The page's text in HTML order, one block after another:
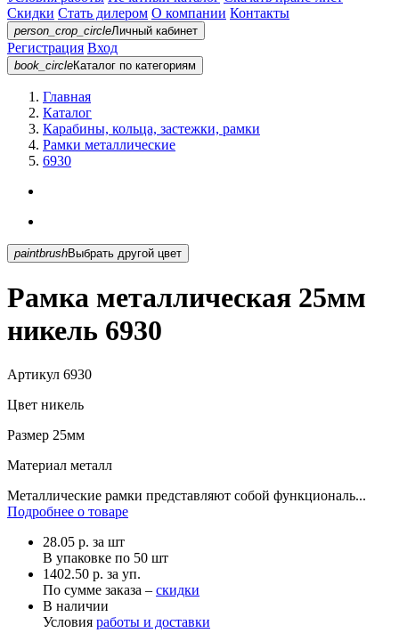
Скидки Стать дилером О компании Контакты
person_crop_circleЛичный кабинет
Регистрация Вход
book_circleКаталог по категориям
Главная
Каталог
Карабины, кольца, застежки, рамки
Рамки металлические
6930
paintbrush Выбрать другой цвет
Рамка металлическая 25мм
никель 6930
Артикул 6930
Цвет никель
Размер 25мм
Материал металл
Металлические рамки представляют собой функциональ...
Подробнее о товаре
28.05 р. за шт
В упаковке по 50 шт
1402.50 р. за уп.
По сумме заказа – скидки
В наличии
Условия работы и доставки